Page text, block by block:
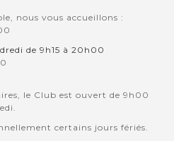
nous vous accueillons :
de 9h15 à 20h00
le Club est ouvert de 9h00
certains jours fériés.